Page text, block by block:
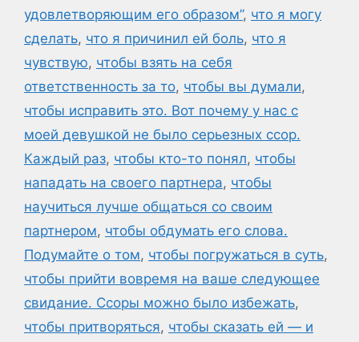
удовлетворяющим его образом”, что я могу
сделать, что я причинил ей боль, что я
чувствую, чтобы взять на себя
ответственность за то, чтобы вы думали,
чтобы исправить это. Вот почему у нас с
моей девушкой не было серьезных ссор.
Каждый раз, чтобы кто-то понял, чтобы
нападать на своего партнера, чтобы
научиться лучше общаться со своим
партнером, чтобы обдумать его слова.
Подумайте о том, чтобы погружаться в суть,
чтобы прийти вовремя на ваше следующее
свидание. Ссоры можно было избежать,
чтобы притворяться, чтобы сказать ей — и